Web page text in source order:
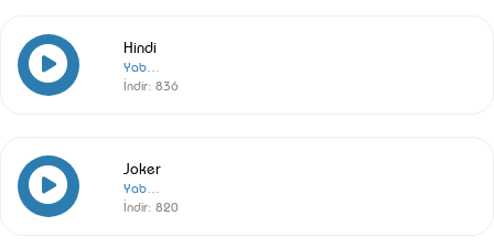
Hindi
İndir: 836
Joker
İndir: 820